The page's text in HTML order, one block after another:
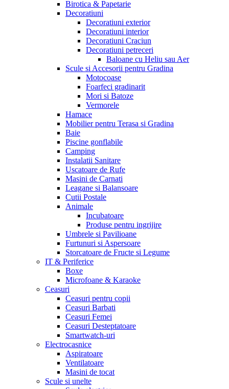
Birotica & Papetarie
Decoratiuni
Decoratiuni exterior
Decoratiuni interior
Decoratiuni Craciun
Decoratiuni petreceri
Baloane cu Heliu sau Aer
Scule si Accesorii pentru Gradina
Motocoase
Foarfeci gradinarit
Mori si Batoze
Vermorele
Hamace
Mobilier pentru Terasa si Gradina
Baie
Piscine gonflabile
Camping
Instalatii Sanitare
Uscatoare de Rufe
Masini de Carnati
Leagane si Balansoare
Cutii Postale
Animale
Incubatoare
Produse pentru ingrijire
Umbrele si Pavilioane
Furtunuri si Aspersoare
Storcatoare de Fructe si Legume
IT & Periferice
Boxe
Microfoane & Karaoke
Ceasuri
Ceasuri pentru copii
Ceasuri Barbati
Ceasuri Femei
Ceasuri Desteptatoare
Smartwatch-uri
Electrocasnice
Aspiratoare
Ventilatoare
Masini de tocat
Scule si unelte